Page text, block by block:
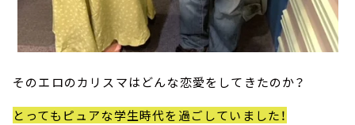
そのエロのカリスマはどんな恋愛をしてきたのか？
とってもピュアな学生時代を過ごしていました！